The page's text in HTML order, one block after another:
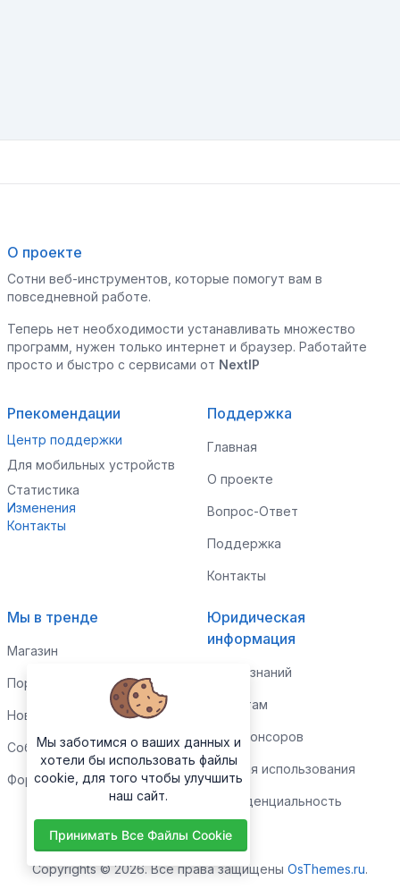
О проекте
Сотни веб-инструментов, которые помогут вам в
повседневной работе.
Теперь нет необходимости устанавливать множество
программ, нужен только интернет и браузер. Работайте
просто и быстро с сервисами от NextIP
Рпекомендации
Центр поддержки
Для мобильных устройств
Статистика
Изменения
Контакты
Поддержка
Главная
О проекте
Вопрос-Ответ
Поддержка
Контакты
Мы в тренде
Магазин
Портфолио
Новости
События
Форум
Юридическая
информация
Центр знаний
Клиентам
Для спонсоров
Условия использования
Конфиденциальность
Copyrights © 2026. Все права защищены OsThemes.ru.
Мы заботимся о ваших данных и
хотели бы использовать файлы
cookie, для того чтобы улучшить
наш сайт.
Принимать Все Файлы Cookie